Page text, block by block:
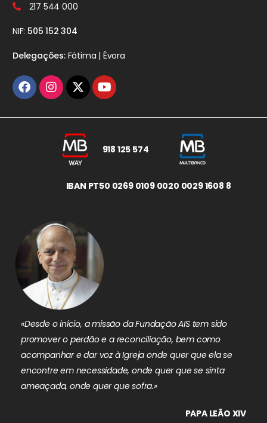
217 544 000
NIF: 505 152 304
Delegações:Fátima | Évora
918 125 574
IBAN PT50 0269 0109 0020 0029 1608 8
«Desde o início, a missão da Fundação AIS tem sido
promover o perdão e a reconciliação, bem como
acompanhar e dar voz à Igreja onde quer que ela se
encontre em necessidade, onde quer que se sinta
ameaçada, onde quer que sofra.»
PAPA LEÃO XIV